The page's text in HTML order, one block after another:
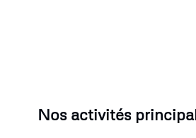
Nos activités